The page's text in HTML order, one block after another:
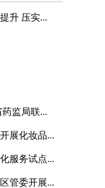
升 压实...
监局联...
展化妆品...
服务试点...
管委开展...